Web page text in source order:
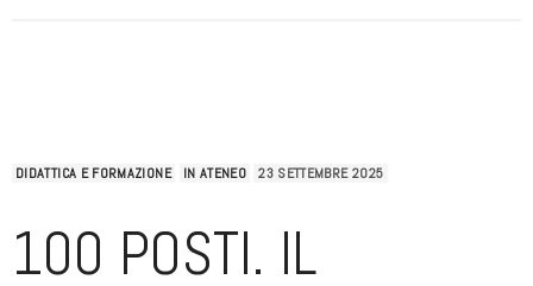
DIDATTICA E FORMAZIONE IN ATENEO 23 SETTEMBRE 2025
100 POSTI. IL